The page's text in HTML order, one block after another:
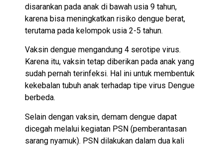
disarankan pada anak di bawah usia 9 tahun,
karena bisa meningkatkan risiko dengue berat,
terutama pada kelompok usia 2-5 tahun.
Vaksin dengue mengandung 4 serotipe virus.
Karena itu, vaksin tetap diberikan pada anak yang
sudah pernah terinfeksi. Hal ini untuk membentuk
kekebalan tubuh anak terhadap tipe virus Dengue
berbeda.
Selain dengan vaksin, demam dengue dapat
dicegah melalui kegiatan PSN (pemberantasan
sarang nyamuk). PSN dilakukan dalam dua kali